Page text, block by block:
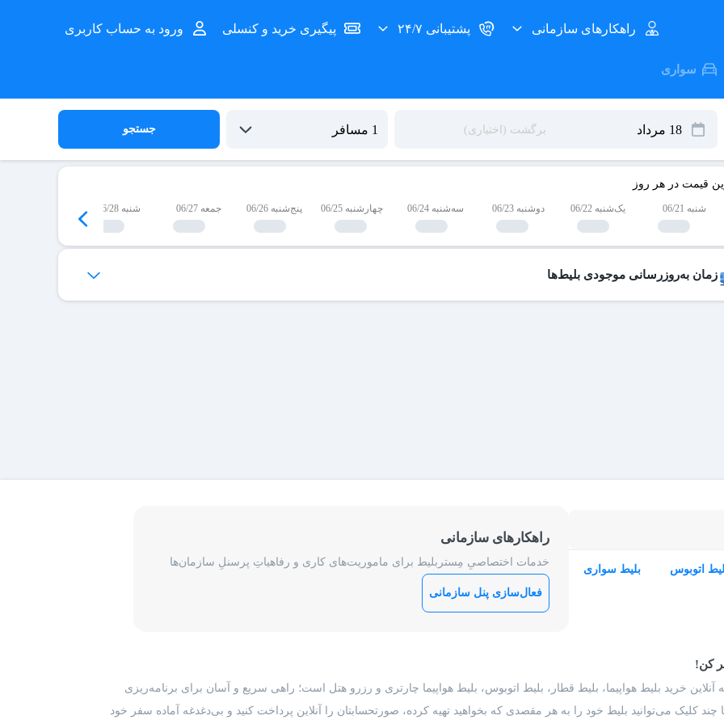
راهکارهای سازمانی پشتیبانی ۲۴/۷ پیگیری خرید و کنسلی ورود به حساب کاربری
سواری
جستجو
قیمت در هر روز
شنبه 06/21 یک‌شنبه 06/22 دوشنبه 06/23 سه‌شنبه 06/24 چهارشنبه 06/25 پنج‌شنبه 06/26 جمعه 06/27 شنبه 06/28
زمان به‌روزرسانی موجودی بلیط‌ها
اتوبوس بلیط سواری
راهکارهای سازمانی
خدمات اختصاصیِ مِستربلیط برای ماموریت‌های کاری و رفاهیاتِ پرسنلِ سازمان‌ها
فعال‌سازی پنل سازمانی
کن!
آنلاین خرید بلیط هواپیما، بلیط قطار، بلیط اتوبوس، بلیط هواپیما چارتری و رزرو هتل است؛ راهی سریع و آسان برای برنامه‌ریزی
چند کلیک می‌توانید بلیط خود را به هر مقصدی که بخواهید تهیه کرده، صورتحسابتان را آنلاین پرداخت کنید و بی‌دغدغه آماده سفر خود